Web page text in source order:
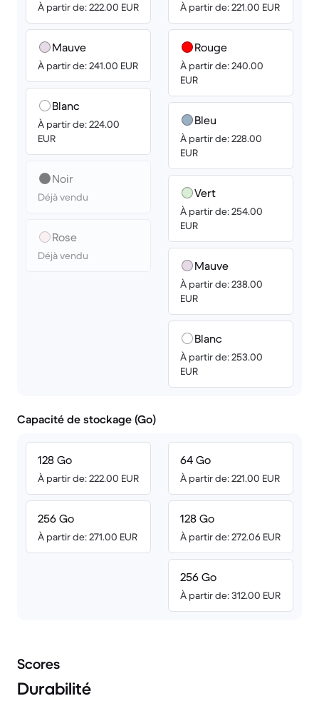
À partir de: 222.00 EUR
Mauve
À partir de: 241.00 EUR
Blanc
À partir de: 224.00
EUR
Noir
Déjà vendu
Rose
Déjà vendu
À partir de: 221.00 EUR
Rouge
À partir de: 240.00
EUR
Bleu
À partir de: 228.00
EUR
Vert
À partir de: 254.00
EUR
Mauve
À partir de: 238.00
EUR
Blanc
À partir de: 253.00
EUR
Capacité de stockage (Go)
128 Go
À partir de: 222.00 EUR
256 Go
À partir de: 271.00 EUR
64 Go
À partir de: 221.00 EUR
128 Go
À partir de: 272.06 EUR
256 Go
À partir de: 312.00 EUR
Scores
Durabilité